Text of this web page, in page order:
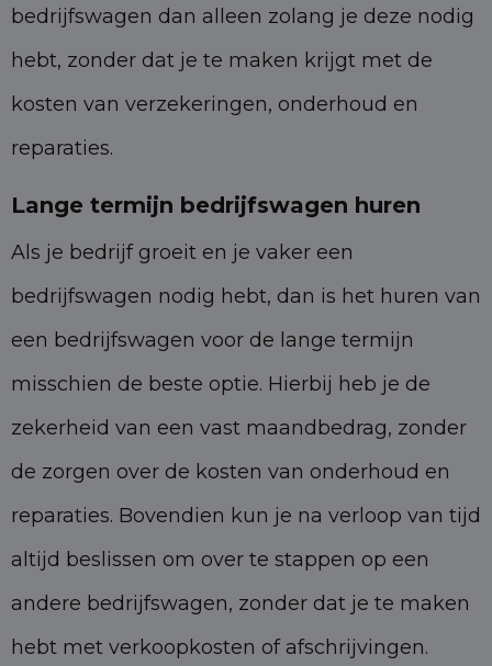
bedrijfswagen dan alleen zolang je deze nodig
hebt, zonder dat je te maken krijgt met de
kosten van verzekeringen, onderhoud en
reparaties.
Lange termijn bedrijfswagen huren
Als je bedrijf groeit en je vaker een
bedrijfswagen nodig hebt, dan is het huren van
een bedrijfswagen voor de lange termijn
misschien de beste optie. Hierbij heb je de
zekerheid van een vast maandbedrag, zonder
de zorgen over de kosten van onderhoud en
reparaties. Bovendien kun je na verloop van tijd
altijd beslissen om over te stappen op een
andere bedrijfswagen, zonder dat je te maken
hebt met verkoopkosten of afschrijvingen.